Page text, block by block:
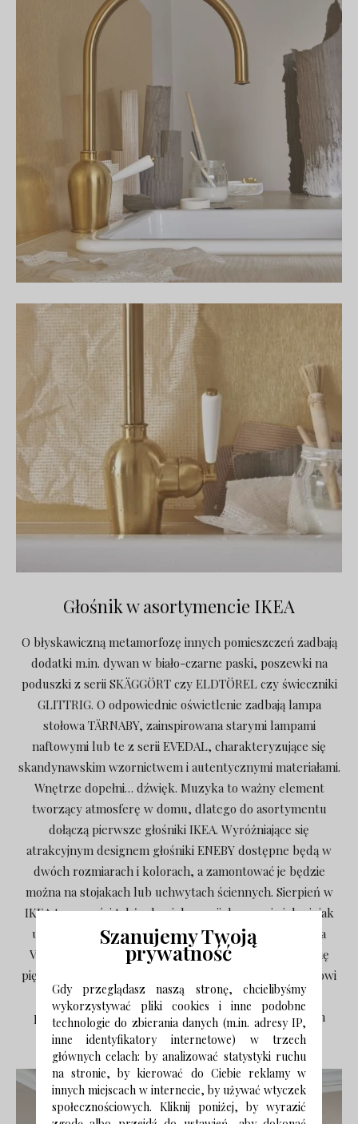
Głośnik w asortymencie IKEA
O błyskawiczną metamorfozę innych pomieszczeń zadbają
dodatki m.in. dywan w biało-czarne paski, poszewki na
poduszki z serii SKÄGGÖRT czy ELDTÖREL czy świeczniki
GLITTRIG. O odpowiednie oświetlenie zadbają lampa
stołowa TÄRNABY, zainspirowana starymi lampami
naftowymi lub te z serii EVEDAL, charakteryzujące się
skandynawskim wzornictwem i autentycznymi materiałami.
Wnętrze dopełni… dźwięk. Muzyka to ważny element
tworzący atmosferę w domu, dlatego do asortymentu
dołączą pierwsze głośniki IKEA. Wyróżniające się
atrakcyjnym designem głośniki ENEBY dostępne będą w
dwóch rozmiarach i kolorach, a zamontować je będzie
można na stojakach lub uchwytach ściennych. Sierpień w
IKEA to nowości także do pielęgnacji domowej zieleni, jak
utrzymana w kolorach kości słoniowej i złota konewka
VATTENKRASSE. Dzięki niej podlewanie roślin stanie się
pięknym elementem dnia, ponieważ sama w sobie stanowi
dekorację. Nie trzeba chować jej w szafie – wręcz
przeciwnie, warto ją wyeksponować obok domowych
roślin.
Szanujemy Twoją
prywatność
Gdy przeglądasz naszą stronę, chcielibyśmy
wykorzystywać pliki cookies i inne podobne
technologie do zbierania danych (m.in. adresy IP,
inne identyfikatory internetowe) w trzech
głównych celach: by analizować statystyki ruchu
na stronie, by kierować do Ciebie reklamy w
innych miejscach w internecie, by używać wtyczek
społecznościowych. Kliknij poniżej, by wyrazić